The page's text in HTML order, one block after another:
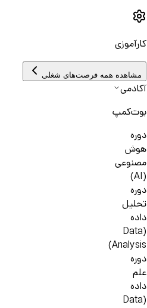
کارآموزی
مشاهده همه فرصت‌های شغلی
آکادمی
بوت‌کمپ
دوره
هوش
مصنوعی
(AI)
دوره
تحلیل
داده
(Data
Analysis)
دوره
علم
داده
(Data